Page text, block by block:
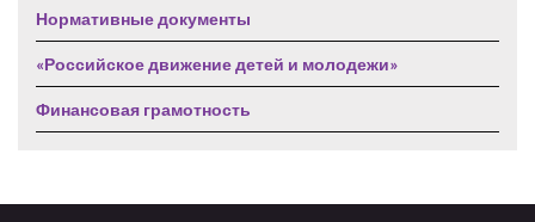
Нормативные документы
«Российское движение детей и молодежи»
Финансовая грамотность